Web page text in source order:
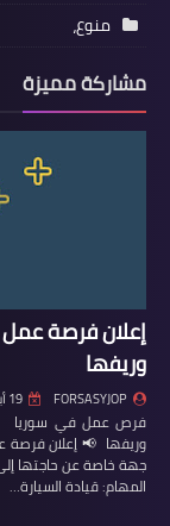
منوع،
مشاركة مميزة
إعلان فرصة
وريفها
FORSASYJOP 19 أبريل 2026
فرص عمل في سوريا
وريفها 📢 إعلان فرصة
جهة خاصة عن حاجتها
المهام: قيادة السيارة…